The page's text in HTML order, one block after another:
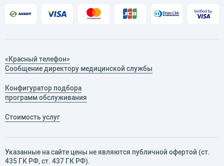
«Красный телефон»
Сообщение директору медицинской службы
Конфигуратор подбора
программ обслуживания
Стоимость услуг
Указанные на сайте цены не являются публичной офертой (ст.
435 ГК РФ, cт. 437 ГК РФ).